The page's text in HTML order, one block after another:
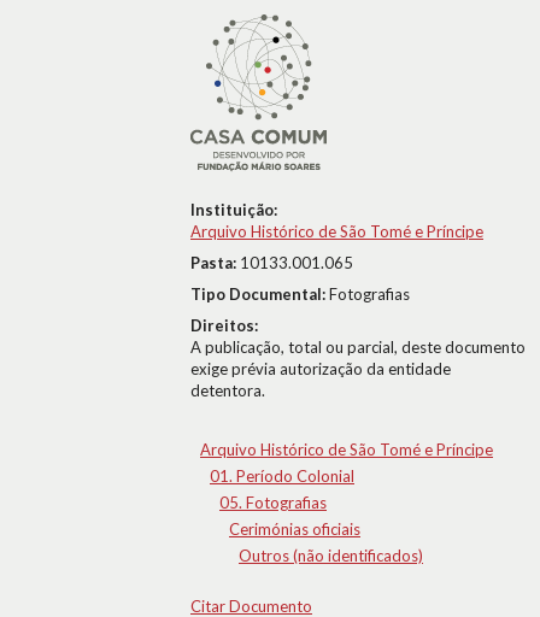
Instituição:
Arquivo Histórico de São Tomé e Príncipe
Pasta: 10133.001.065
Tipo Documental:Fotografias
Direitos:
A publicação, total ou parcial, deste documento
exige prévia autorização da entidade
detentora.
Arquivo Histórico de São Tomé e Príncipe
01. Período Colonial
05. Fotografias
Cerimónias oficiais
Outros (não identificados)
Citar Documento